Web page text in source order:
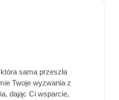
sama przeszła
Twoje wyzwania z
dając Ci wsparcie,